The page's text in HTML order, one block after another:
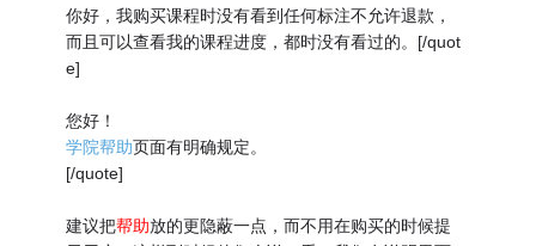
你好，我购买课程时没有看到任何标注不允许退款，
而且可以查看我的课程进度，都时没有看过的。[/quot
e]
您好！
学院帮助页面有明确规定。
[/quote]
建议把帮助放的更隐蔽一点，而不用在购买的时候提